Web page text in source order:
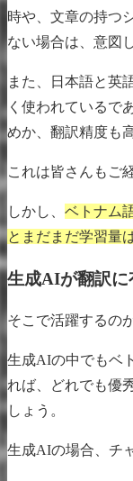
時や、文章の持つ
ない場合は、意図
また、日本語と英
く使われているで
めか、翻訳精度も
これは皆さんもご
しかし、 ベトナム
とまだまだ学習量
生成AIが翻訳に
そこで活躍するの
生成AIの中でもベ
れば、どれでも優
しょう。
生成AIの場合、チ